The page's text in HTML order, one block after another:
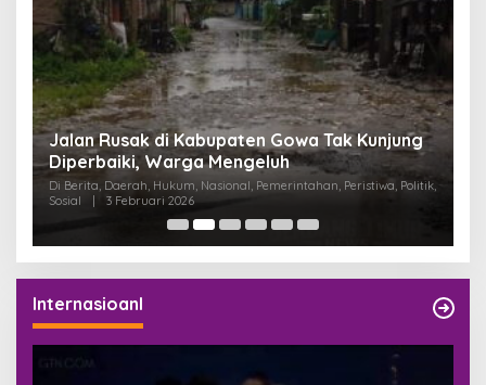
Jalan Rusak di Kabupaten Gowa Tak Kunjung
Diperbaiki, Warga Mengeluh
Di Berita, Daerah, Hukum, Nasional, Pemerintahan, Peristiwa, Politik,
Sosial
| 3 Februari 2026
Internasioanl